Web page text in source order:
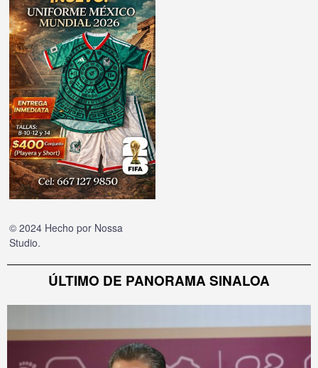
© 2024 Hecho por Nossa
Studio.
ÚLTIMO DE PANORAMA SINALOA